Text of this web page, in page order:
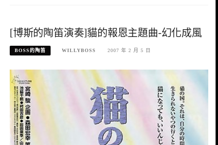
[博斯的陶笛演奏]貓的報恩主題曲-幻化成風
BOSS的陶笛 WILLYBOSS 2007 年 2 月 5 日